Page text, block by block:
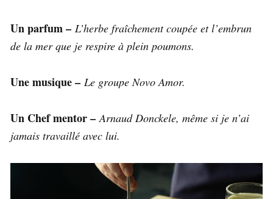
Un parfum – L’herbe fraîchement coupée et l’embrun
de la mer que je respire à plein poumons.
Une musique – Le groupe Novo Amor.
Un Chef mentor – Arnaud Donckele, même si je n’ai
jamais travaillé avec lui.